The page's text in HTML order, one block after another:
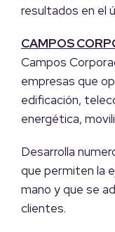
resultados en el
CAMPOS
Campos
empresas que
edificación,
energética,
Desarrolla
que permiten la
mano y que se
clientes.